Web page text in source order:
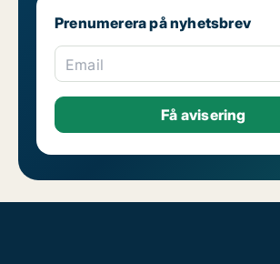
Prenumerera på nyhetsbrev
Email